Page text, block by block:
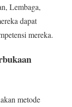
Lembaga,
dapat
mereka.
metode